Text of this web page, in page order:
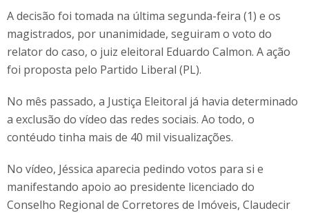
A decisão foi tomada na última segunda-feira (1) e os
magistrados, por unanimidade, seguiram o voto do
relator do caso, o juiz eleitoral Eduardo Calmon. A ação
foi proposta pelo Partido Liberal (PL).
No mês passado, a Justiça Eleitoral já havia determinado
a exclusão do vídeo das redes sociais. Ao todo, o
contéudo tinha mais de 40 mil visualizações.
No vídeo, Jéssica aparecia pedindo votos para si e
manifestando apoio ao presidente licenciado do
Conselho Regional de Corretores de Imóveis, Claudecir